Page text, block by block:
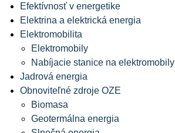
Efektívnosť v energetike
Elektrina a elektrická energia
Elektromobilita
Elektromobily
Nabíjacie stanice na elektromobily
Jadrová energia
Obnoviteľné zdroje OZE
Biomasa
Geotermálna energia